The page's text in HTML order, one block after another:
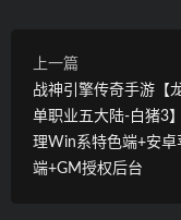
上一篇
战神引擎传奇手游【
单职业五大陆-白猪3
理Win系特色端+安卓
端+GM授权后台